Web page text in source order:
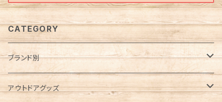
CATEGORY
ブランド別
Abu Garcia（アブガルシア）
アウトドアグッズ